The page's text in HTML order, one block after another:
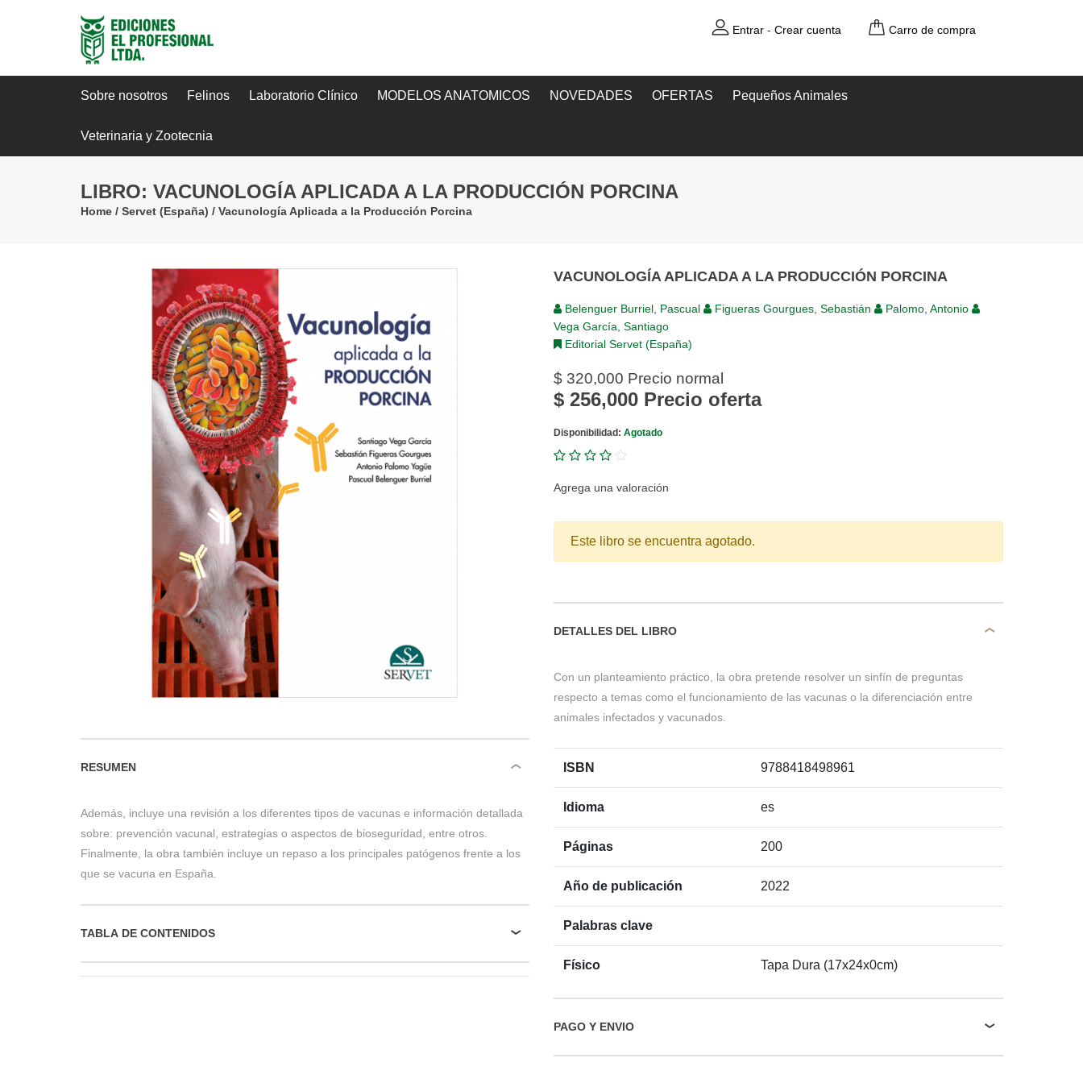
Entrar- Crear cuenta Carro de compra
Sobre nosotros Felinos Laboratorio Clínico MODELOS ANATOMICOS NOVEDADES OFERTAS Pequeños Animales
Veterinaria y Zootecnia
LIBRO: VACUNOLOGÍA APLICADA A LA PRODUCCIÓN PORCINA
Home/ Servet (España) / Vacunología Aplicada a la Producción Porcina
RESUMEN
Además, incluye una revisión a los diferentes tipos de vacunas e información detallada
sobre: prevención vacunal, estrategias o aspectos de bioseguridad, entre otros.
Finalmente, la obra también incluye un repaso a los principales patógenos frente a los
que se vacuna en España.
TABLA DE CONTENIDOS
VACUNOLOGÍA APLICADA A LA PRODUCCIÓN PORCINA
Belenguer Burriel, Pascual Figueras Gourgues, Sebastián
Palomo, Antonio
Vega García, Santiago
Editorial Servet (España)
$ 320,000 Precio normal
$ 256,000 Precio oferta
Disponibilidad: Agotado
Agrega una valoración
Este libro se encuentra agotado.
DETALLES DEL LIBRO
Con un planteamiento práctico, la obra pretende resolver un sinfín de preguntas
respecto a temas como el funcionamiento de las vacunas o la diferenciación entre
animales infectados y vacunados.
ISBN 9788418498961
Idioma es
Páginas 200
Año de publicación 2022
Palabras clave
Físico Tapa Dura (17x24x0cm)
PAGO Y ENVIO